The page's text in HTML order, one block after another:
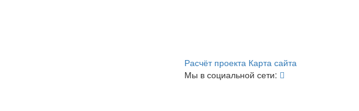
Расчёт проекта Карта сайта
Мы в социальной сети: